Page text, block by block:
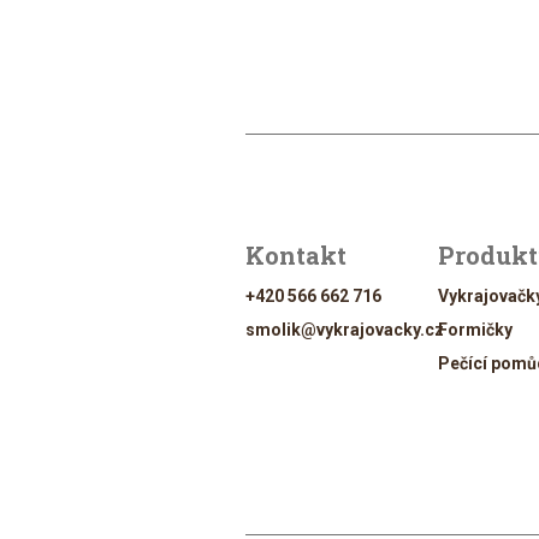
Kontakt
+420 566 662 716
smolik@vykrajovacky.czFormičky
Pečící